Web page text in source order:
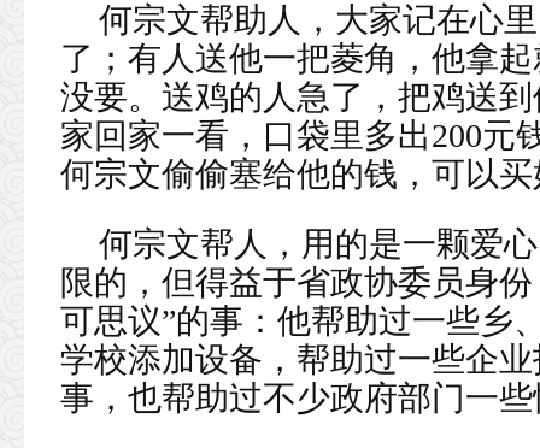
何宗文帮助人，大家记在心
了；有人送他一把菱角，他拿
没要。送鸡的人急了，把鸡送
家回家一看，口袋里多出200元
何宗文偷偷塞给他的钱，可以
何宗文帮人，用的是一颗爱
限的，但得益于省政协委员身
可思议”的事：他帮助过一些乡
学校添加设备，帮助过一些企
事，也帮助过不少政府部门一